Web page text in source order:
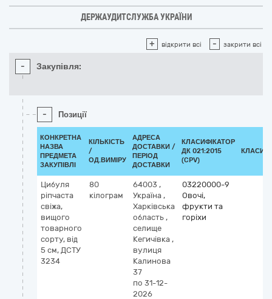
ДЕРЖАУДИТСЛУЖБА УКРАЇНИ
+ відкрити всі - закрити всі
- Закупівля:
- Позиції
КОНКРЕТНА
НАЗВА
ПРЕДМЕТА
ЗАКУПІВЛІ
КІЛЬКІСТЬ
/
ОД.ВИМІРУ
АДРЕСА
ДОСТАВКИ /
ПЕРІОД
ДОСТАВКИ
КЛАСИФІКАТОР
ДК 021:2015
(CPV)
Цибуля
ріпчаста
свіжа,
вищого
товарного
сорту, від
5 см, ДСТУ
3234
80
кілограм
64003 ,
Україна ,
Харківська
область ,
селище
Кегичівка ,
вулиця
Калинова
37
по 31-12-
2026
03220000-9
Овочі,
фрукти та
горіхи